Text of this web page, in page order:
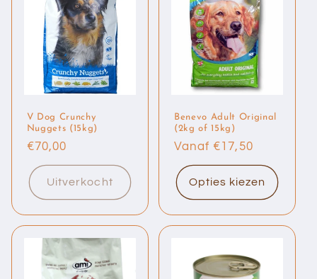
V Dog Crunchy
Nuggets (15kg)
Normale
prijs
€70,00
Uitverkocht
Benevo Adult Original
(2kg of 15kg)
Normale
prijs
Vanaf €17,50
Opties kiezen